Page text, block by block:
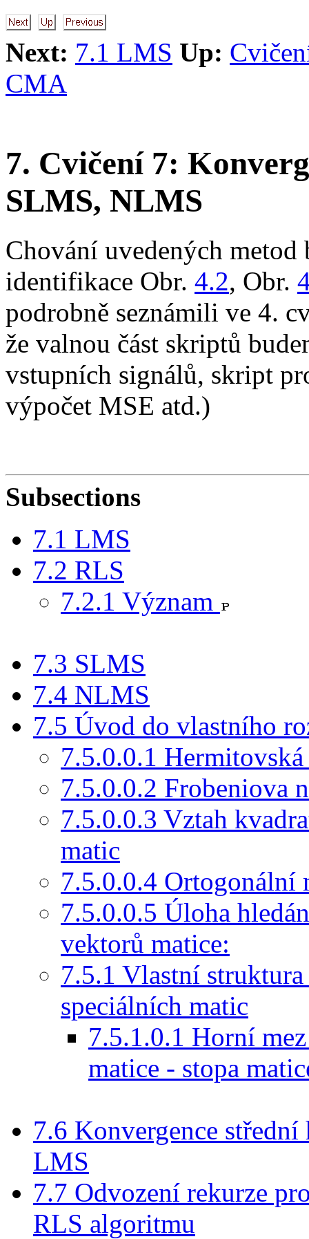
Next: 7.1 LMS Up:
CMA
7. Cvičení 7:
SLMS, NLMS
Chování uvedených metod
identifikace Obr. 4.2, Obr.
podrobně seznámili ve 4.
že valnou část skriptů
vstupních signálů, skript
výpočet MSE atd.)
Subsections
7.1 LMS
7.2 RLS
7.2.1 Význam
7.3 SLMS
7.4 NLMS
7.5 Úvod do vlastního
7.5.0.0.1
7.5.0.0.2 Frobeniova
7.5.0.0.3 Vztah
matic
7.5.0.0.4 Ortogonální
7.5.0.0.5 Úloha
vektorů matice:
7.5.1 Vlastní
speciálních matic
7.5.1.0.1 Horní
matice - stopa
7.6 Konvergence
LMS
7.7 Odvození rekurze
RLS algoritmu